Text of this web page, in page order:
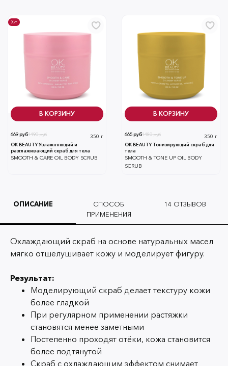
В КОРЗИНУ
Хит
1490 руб
669 руб 350 г
OK BEAUTY Увлажняющий и
разглаживающий скраб для тела
SMOOTH & CARE OIL BODY SCRUB
В КОРЗИНУ
1480 руб
665 руб 350 г
OK BEAUTY Тонизирующий скраб для
тела
SMOOTH & TONE UP OIL BODY
SCRUB
ОПИСАНИЕ
СПОСОБ
ПРИМЕНЕНИЯ
14 ОТЗЫВОВ
Охлаждающий скраб на основе натуральных масел
мягко отшелушивает кожу и моделирует фигуру.
Результат:
Моделирующий скраб делает текстуру кожи
более гладкой
При регулярном применении растяжки
становятся менее заметными
Постепенно проходят отёки, кожа становится
более подтянутой
Скраб с охлаждающим эффектом снимает